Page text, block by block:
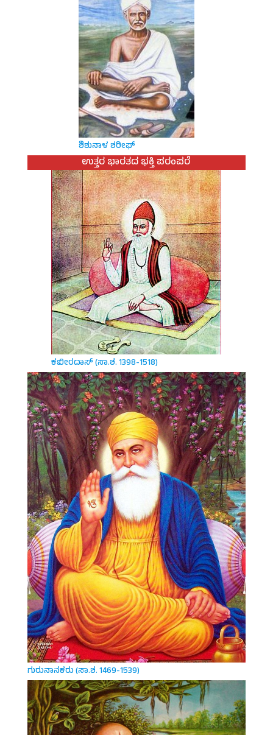
ಶಿಶುನಾಳ ಶರೀಫ್
ಉತ್ತರ ಭಾರತದ ಭಕ್ತಿ ಪರಂಪರೆ
ಕಬೀರದಾಸ್ (ಸಾ.ಶ. 1398-1518)
ಗುರುನಾನಕರು (ಸಾ.ಶ. 1469-1539)